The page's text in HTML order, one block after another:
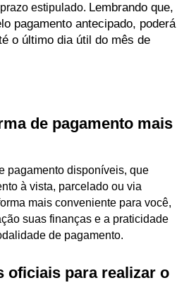
estipulado. Lembrando que,
pagamento antecipado, poderá
o último dia útil do mês de
de pagamento mais
pagamento disponíveis, que
à vista, parcelado ou via
mais conveniente para você,
suas finanças e a praticidade
de pagamento.
oficiais para realizar o